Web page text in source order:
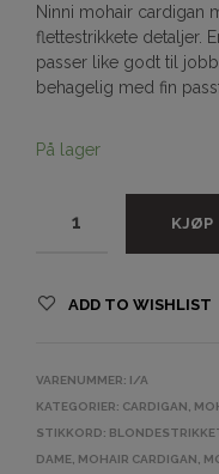
Ninni mohair cardigan
flettestrikkete detaljer.
passer like godt til
behagelig med fin
På lager
KJØP
ADD TO WISHLIST
VARENUMMER: I/A
KATEGORIER: CARDIGAN
STIKKORD:
DAME MOHAIR CARDIGAN